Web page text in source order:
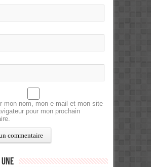
mon nom, mon e-mail et mon site
pour mon prochain